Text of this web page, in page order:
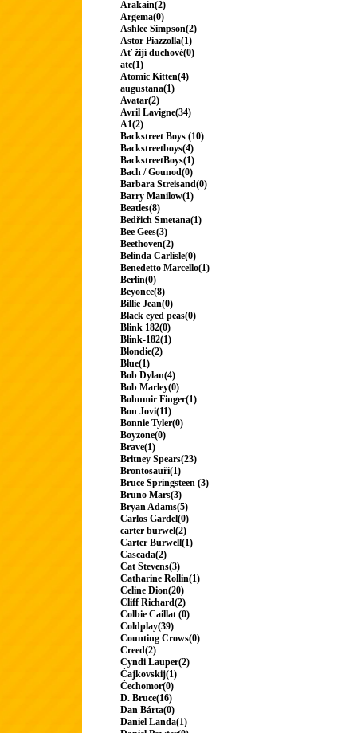
Arakain(2)
Argema(0)
Ashlee Simpson(2)
Astor Piazzolla(1)
Ať žijí duchové(0)
atc(1)
Atomic Kitten(4)
augustana(1)
Avatar(2)
Avril Lavigne(34)
A1(2)
Backstreet Boys (10)
Backstreetboys(4)
BackstreetBoys(1)
Bach / Gounod(0)
Barbara Streisand(0)
Barry Manilow(1)
Beatles(8)
Bedřich Smetana(1)
Bee Gees(3)
Beethoven(2)
Belinda Carlisle(0)
Benedetto Marcello(1)
Berlin(0)
Beyonce(8)
Billie Jean(0)
Black eyed peas(0)
Blink 182(0)
Blink-182(1)
Blondie(2)
Blue(1)
Bob Dylan(4)
Bob Marley(0)
Bohumir Finger(1)
Bon Jovi(11)
Bonnie Tyler(0)
Boyzone(0)
Brave(1)
Britney Spears(23)
Brontosauři(1)
Bruce Springsteen (3)
Bruno Mars(3)
Bryan Adams(5)
Carlos Gardel(0)
carter burwel(2)
Carter Burwell(1)
Cascada(2)
Cat Stevens(3)
Catharine Rollin(1)
Celine Dion(20)
Cliff Richard(2)
Colbie Caillat (0)
Coldplay(39)
Counting Crows(0)
Creed(2)
Cyndi Lauper(2)
Čajkovskij(1)
Čechomor(0)
D. Bruce(16)
Dan Bárta(0)
Daniel Landa(1)